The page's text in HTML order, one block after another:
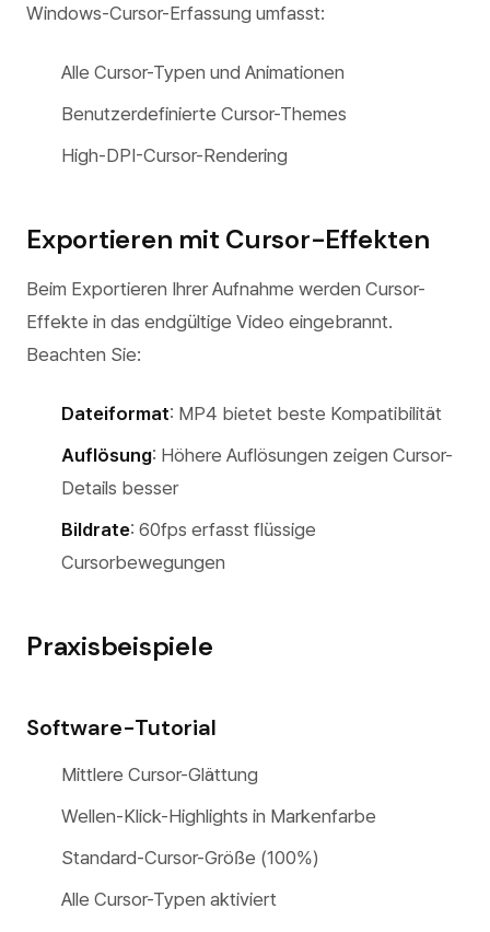
Windows-Cursor-Erfassung umfasst:
Alle Cursor-Typen und Animationen
Benutzerdefinierte Cursor-Themes
High-DPI-Cursor-Rendering
Exportieren mit Cursor-Effekten
Beim Exportieren Ihrer Aufnahme werden Cursor-
Effekte in das endgültige Video eingebrannt.
Beachten Sie:
Dateiformat: MP4 bietet beste Kompatibilität
Auflösung: Höhere Auflösungen zeigen Cursor-
Details besser
Bildrate: 60fps erfasst flüssige
Cursorbewegungen
Praxisbeispiele
Software-Tutorial
Mittlere Cursor-Glättung
Wellen-Klick-Highlights in Markenfarbe
Standard-Cursor-Größe (100%)
Alle Cursor-Typen aktiviert